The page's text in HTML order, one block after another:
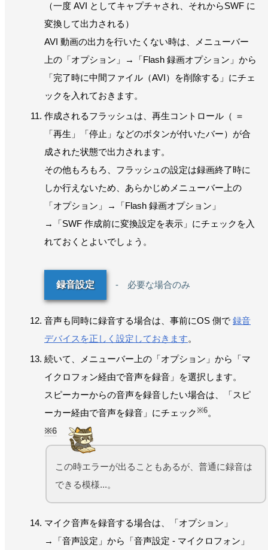
（一度 AVI としてキャプチャされ、それからSWF に
変換して出力される）
AVI 動画の出力を行いたくない時は、メニューバー
上の「オプション」→「Flash 録画オプション」から
「完了時に中間ファイル（AVI）を削除する」にチェ
ックを入れておきます。
作成されるフラッシュは、再生コントロール（ ＝
「再生」「停止」などのボタンが付いたバー）が合
成された状態で出力されます。
その他もろもろ、フラッシュの設定は録画終了時に
しか行えないため、あらかじめメニューバー上の
「オプション」→「Flash 録画オプション」
→「SWF 作成前に変換設定を表示」にチェックを入
れておくとよいでしょう。
録音設定 - 必要な場合のみ
音声も同時に録音する場合は、事前にOS 側で 録音
デバイスを正しく設定しておきます。
続いて、メニューバー上の「オプション」から「マ
イクロフォン経由で音声を録音」を選択します。
スピーカーからの音声を録音したい場合は、「スピ
ーカー経由で音声を録音」にチェック※6。
6
この時エラーが出ることもあるが、普通に録音は
できる模様...。
マイク音声を録音する場合は、「オプション」
→「音声設定」から「音声設定 - マイクロフォン」